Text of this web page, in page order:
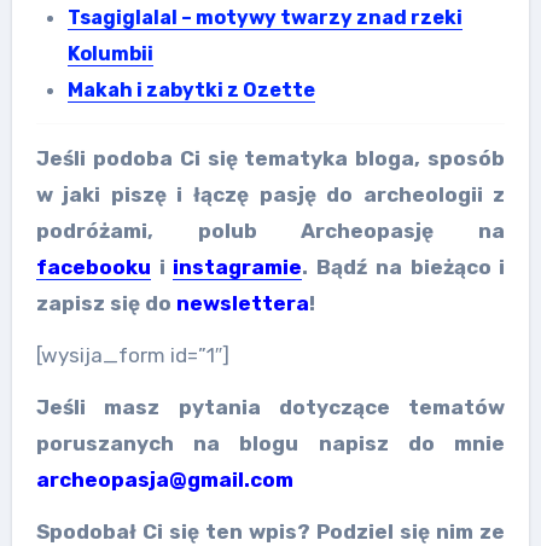
Tsagiglalal – motywy twarzy znad rzeki
Kolumbii
Makah i zabytki z Ozette
Jeśli podoba Ci się tematyka bloga, sposób
w jaki piszę i łączę pasję do archeologii z
podróżami, polub Archeopasję na
facebooku i instagramie. Bądź na bieżąco i
zapisz się do newslettera!
[wysija_form id=”1″]
Jeśli masz pytania dotyczące tematów
poruszanych na blogu napisz do mnie
archeopasja@gmail.com
Spodobał Ci się ten wpis? Podziel się nim ze